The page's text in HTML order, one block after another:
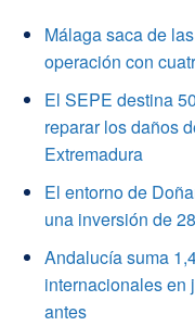
Málaga saca de
operación con
El SEPE destina
reparar los daños
Extremadura
El entorno de
una inversión de
Andalucía suma
internacionales en
antes